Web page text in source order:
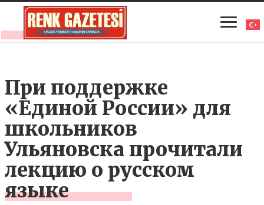
При поддержке
«Единой России» для
школьников
Ульяновска прочитали
лекцию о русском
языке